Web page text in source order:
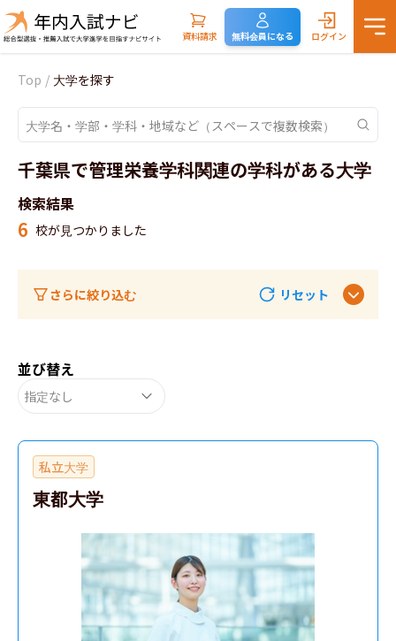
資料請求 無料会員になる ログイン
Top / 大学を探す
千葉県で管理栄養学科関連の学科がある大学
検索結果
6 校が見つかりました
さらに絞り込む リセット
並び替え
指定なし
私立大学
東都大学